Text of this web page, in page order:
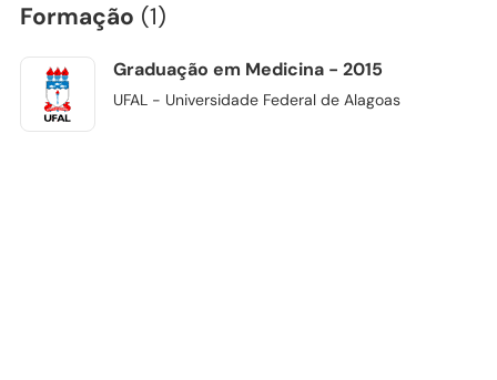
Formação (1)
Graduação em Medicina - 2015
UFAL - Universidade Federal de Alagoas